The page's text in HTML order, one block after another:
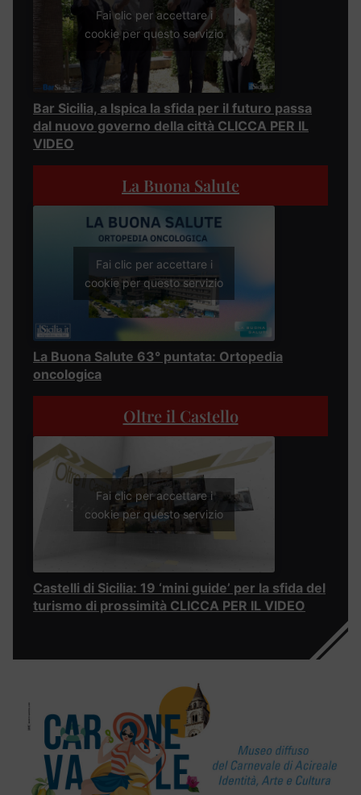
Fai clic per accettare i
cookie per questo servizio
Bar Sicilia, a Ispica la sfida per il futuro passa
dal nuovo governo della città CLICCA PER IL
VIDEO
La Buona Salute
Fai clic per accettare i
cookie per questo servizio
La Buona Salute 63° puntata: Ortopedia
oncologica
Oltre il Castello
Fai clic per accettare i
cookie per questo servizio
Castelli di Sicilia: 19 ‘mini guide’ per la sfida del
turismo di prossimità CLICCA PER IL VIDEO